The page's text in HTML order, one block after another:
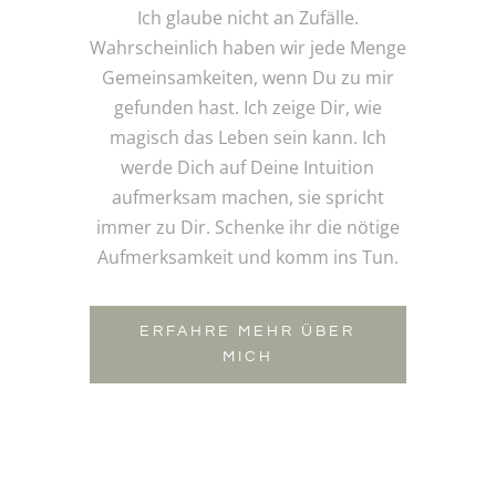
Ich glaube nicht an Zufälle.
Wahrscheinlich haben wir jede Menge
Gemeinsamkeiten, wenn Du zu mir
gefunden hast. Ich zeige Dir, wie
magisch das Leben sein kann. Ich
werde Dich auf Deine Intuition
aufmerksam machen, sie spricht
immer zu Dir. Schenke ihr die nötige
Aufmerksamkeit und komm ins Tun.
ERFAHRE MEHR ÜBER
MICH